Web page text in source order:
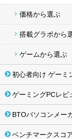
価格から選ぶ
搭載グラボから
ゲームから選ぶ
初心者向け ゲーミ
ゲーミングPCレビ
BTOパソコンメー
ベンチマークスコ